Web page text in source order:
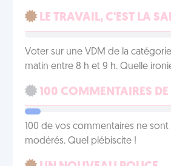
LE TRAVAIL, C'EST LA
Voter sur une VDM de la
matin entre 8 h et 9 h. Quelle
100 COMMENTAIRES
100 de vos commentaires ne
modérés. Quel plébiscite !